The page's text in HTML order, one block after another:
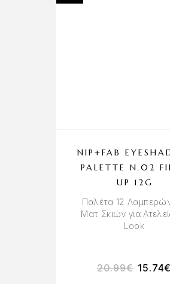
NIP+FAB
PALETTE N.02
UP 12G
Παλέτα 12 Λαμπερών
Ματ Σκιών για
Look
20.99€ 15.74€